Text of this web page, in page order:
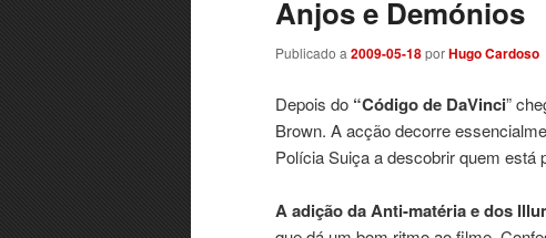
Anjos e Demónios
Publicado a 2009-05-18porHugo Cardoso
Depois do “Código de DaVinci”
Brown. A acção decorre
Polícia Suiça a descobrir quem está
A adição da Anti-matéria e dos